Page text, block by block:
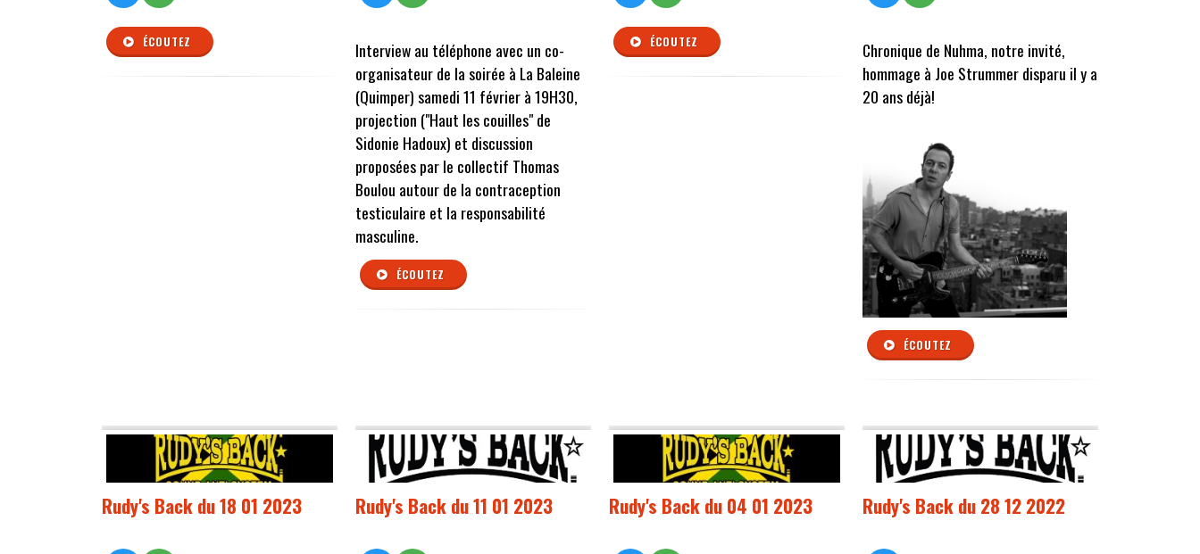
ÉCOUTEZ
Interview au téléphone avec un co-
organisateur de la soirée à La Baleine
(Quimper) samedi 11 février à 19H30,
projection ("Haut les couilles" de
Sidonie Hadoux) et discussion
proposées par le collectif Thomas
Boulou autour de la contraception
testiculaire et la responsabilité
masculine.
ÉCOUTEZ
ÉCOUTEZ
Chronique de Nuhma, notre invité,
hommage à Joe Strummer disparu il y a
20 ans déjà!
ÉCOUTEZ
Rudy's Back du 18 01 2023 Rudy's Back du 11 01 2023 Rudy's Back du 04 01 2023 Rudy's Back du 28 12 2022